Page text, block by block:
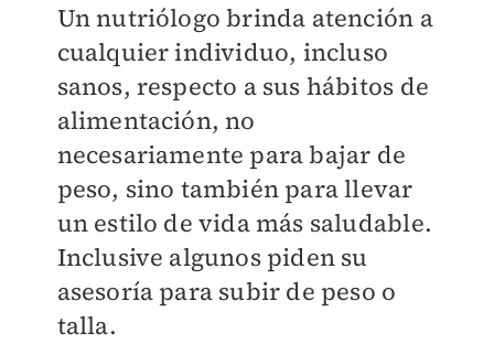
Un nutriólogo brinda atención a
cualquier individuo, incluso
sanos, respecto a sus hábitos de
alimentación, no
necesariamente para bajar de
peso, sino también para llevar
un estilo de vida más saludable.
Inclusive algunos piden su
asesoría para subir de peso o
talla.